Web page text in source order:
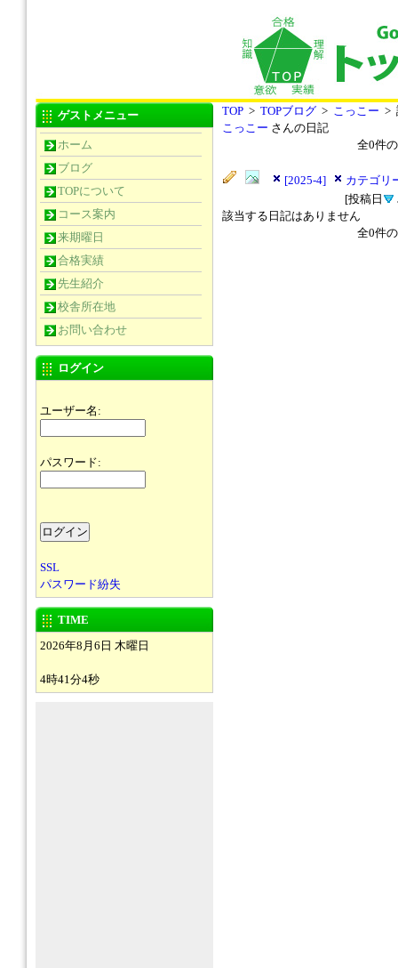
ゲストメニュー
ホーム
ブログ
TOPについて
コース案内
来期曜日
合格実績
先生紹介
校舎所在地
お問い合わせ
ログイン
ユーザー名:
パスワード:
SSL
パスワード紛失
TIME
2026年8月6日 木曜日
4時41分4秒
TOP > TOPブログ > こっこー >
こっこー さんの日記
全0件
[2025-4]
カテゴリ
[投稿日
該当する日記はありません
全0件